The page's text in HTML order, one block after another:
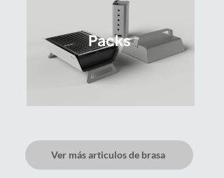
Packs
Ver más articulos de brasa